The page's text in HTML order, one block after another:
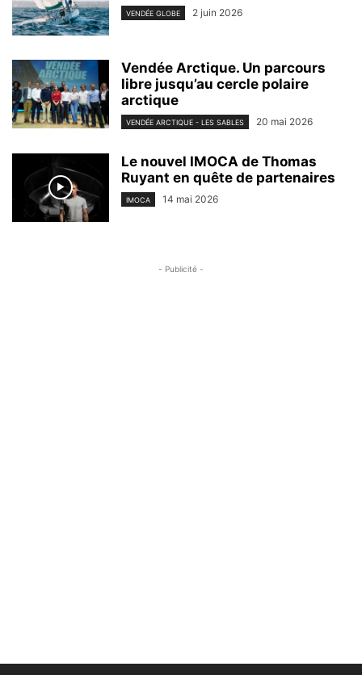
VENDÉE GLOBE 2 juin 2026
Vendée Arctique. Un parcours
libre jusqu’au cercle polaire
arctique
VENDÉE ARCTIQUE - LES SABLES 20 mai 2026
Le nouvel IMOCA de Thomas
Ruyant en quête de partenaires
IMOCA 14 mai 2026
- Publicité -